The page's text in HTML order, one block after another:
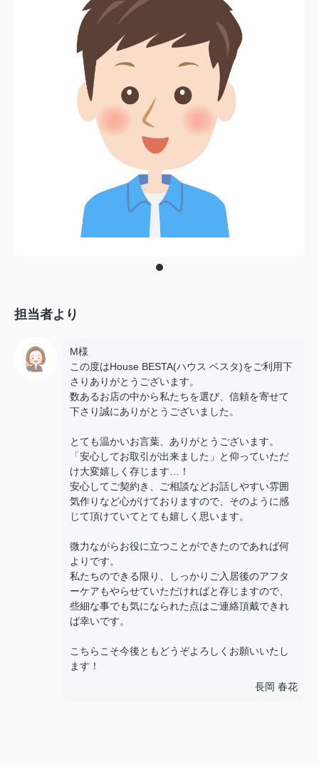
担当者より
M様
この度はHouse BESTA(ハウス ベスタ)をご利用下
さりありがとうございます。
数あるお店の中から私たちを選び、信頼を寄せて
下さり誠にありがとうございました。
とても温かいお言葉、ありがとうございます。
「安心してお取引が出来ました」と仰っていただ
け大変嬉しく存じます…！
安心してご契約き、ご相談などお話しやすい雰囲
気作りなど心がけておりますので、そのように感
じて頂けていてとても嬉しく思います。
微力ながらお役に立つことができたのであれば何
よりです。
私たちのできる限り、しっかりご入居後のアフタ
ーケアもやらせていただければと存じますので、
些細な事でも気になられた点はご連絡頂戴できれ
ば幸いです。
こちらこそ今後ともどうぞよろしくお願いいたし
ます！
長岡 春花